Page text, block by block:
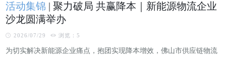
活动集锦 |聚力破局 共赢降本｜新能源物流企业
沙龙圆满举办
2026/07/29 浏览：5
为切实解决新能源企业痛点，抱团实现降本增效，佛山市供应链物流